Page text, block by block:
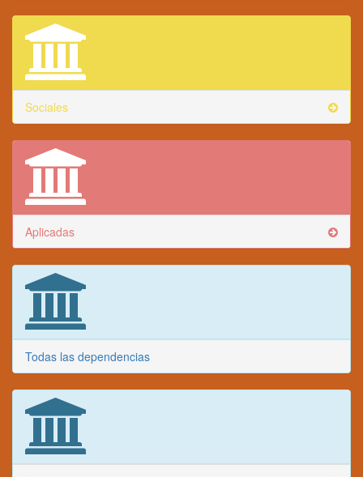
Sociales
Aplicadas
Todas las dependencias